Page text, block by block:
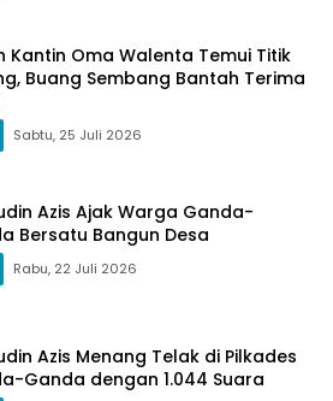
Kantin Oma Walenta Temui Titik
Buang Sembang Bantah Terima
Sabtu, 25 Juli 2026
Azis Ajak Warga Ganda-
Bersatu Bangun Desa
Rabu, 22 Juli 2026
Azis Menang Telak di Pilkades
Ganda dengan 1.044 Suara